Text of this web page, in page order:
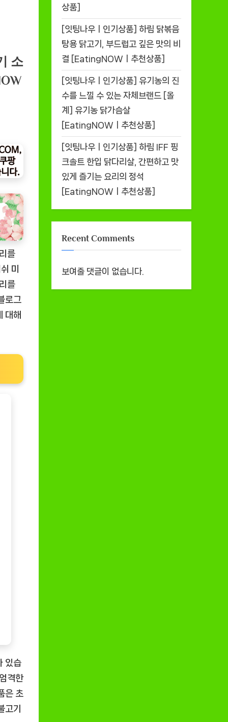
소
를
미
를
로그
대해
있습
격한
은 초
고기
상품]
[잇팅나우ㅣ인기상품] 하림 닭볶음
탕용 닭고기, 부드럽고 깊은 맛의 비
결 [EatingNOWㅣ추천상품]
[잇팅나우ㅣ인기상품] 유기농의 진
수를 느낄 수 있는 자체브랜드 [올
계] 유기농 닭가슴살
[EatingNOWㅣ추천상품]
[잇팅나우ㅣ인기상품] 하림 IFF 핑
크솔트 한입 닭다리살, 간편하고 맛
있게 즐기는 요리의 정석
[EatingNOWㅣ추천상품]
Recent Comments
보여줄 댓글이 없습니다.